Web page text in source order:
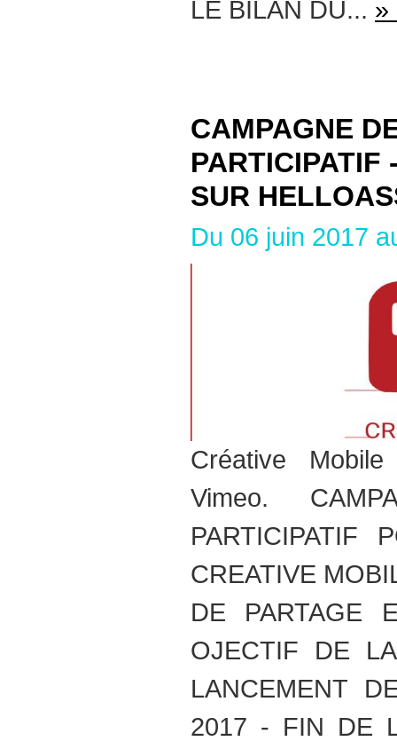
LE BILAN DU... »
CAMPAGNE
PARTICIPATIF
SUR
Du 06 juin 2017
Créative
Vimeo.
PARTICIPATIF
CREATIVE
DE PARTAGE
OJECTIF DE
LANCEMENT
2017 - FIN DE